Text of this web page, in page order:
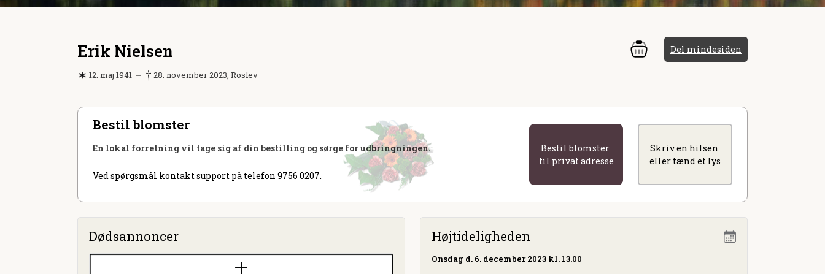
Erik Nielsen Del mindesiden
12. maj 1941 28. november 2023, Roslev
Bestil blomster
En lokal forretning vil tage sig af din bestilling og sørge for udbringningen.
Ved spørgsmål kontakt support på telefon 9756 0207.
Bestil blomster
til privat adresse
Skriv en hilsen
eller tænd et lys
Dødsannoncer Højtideligheden
Onsdag d. 6. december 2023 kl. 13.00